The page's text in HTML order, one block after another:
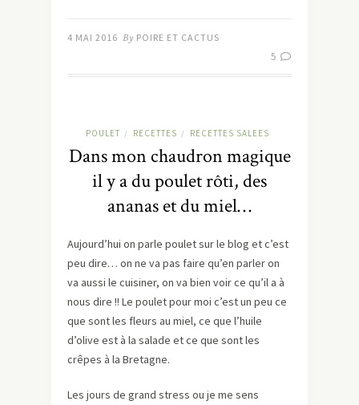
4 MAI 2016 By POIRE ET CACTUS
5
POULET / RECETTES / RECETTES SALEES
Dans mon chaudron magique
il y a du poulet rôti, des
ananas et du miel…
Aujourd’hui on parle poulet sur le blog et c’est
peu dire… on ne va pas faire qu’en parler on
va aussi le cuisiner, on va bien voir ce qu’il a à
nous dire !! Le poulet pour moi c’est un peu ce
que sont les fleurs au miel, ce que l’huile
d’olive est à la salade et ce que sont les
crêpes à la Bretagne.
Les jours de grand stress ou je me sens